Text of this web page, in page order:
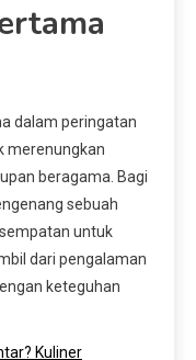
dalam peringatan
merenungkan
beragama. Bagi
sebuah
untuk
dari pengalaman
keteguhan
Kuliner